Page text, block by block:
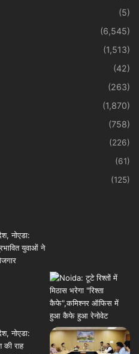
(5)
(6,545)
(1,513)
(42)
(263)
(1,870)
(758)
(226)
(61)
(125)